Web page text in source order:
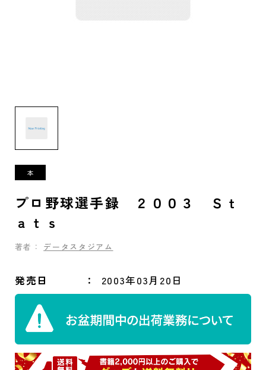
プロ野球選手録 ２００３ Ｓｔ
ａｔｓ
著者： データスタジアム
発売日 2003年03月20日